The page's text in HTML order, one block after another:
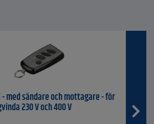
med sändare och mottagare - för
230 V och 400 V